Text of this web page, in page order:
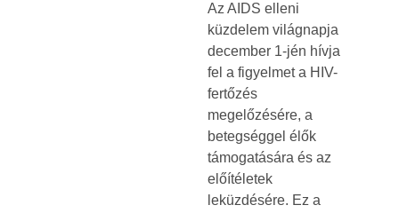
Az AIDS elleni
küzdelem világnapja
december 1-jén hívja
fel a figyelmet a HIV-
fertőzés
megelőzésére, a
betegséggel élők
támogatására és az
előítéletek
leküzdésére. Ez a